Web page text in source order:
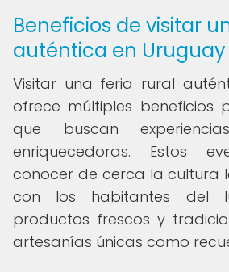
Beneficios de visitar
auténtica en Uruguay
Visitar una feria rural
ofrece múltiples beneficios
que buscan
enriquecedoras. Estos
conocer de cerca la cultura
con los habitantes del
productos frescos y
artesanías únicas como